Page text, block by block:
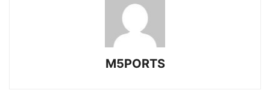
M5PORTS